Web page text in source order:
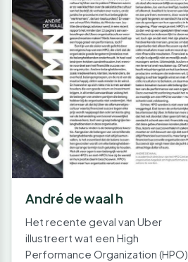
André de waal h
Het recente geval van Uber
illustreert wat een High
Performance Organization (HPO)